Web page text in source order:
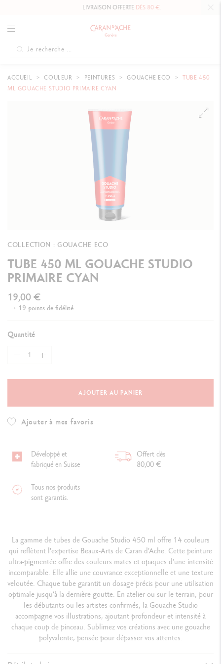
LIVRAISON OFFERTEDÈS 80 €.
ACCUEIL COULEUR PEINTURES GOUACHE ECO
TUBE 450
ML GOUACHE STUDIO PRIMAIRE CYAN
COLLECTION : GOUACHE ECO
TUBE 450 ML GOUACHE STUDIO
PRIMAIRE CYAN
19,00 €
+ 19 points de fidélité
Quantité
AJOUTER AU PANIER
Ajouter à mes favoris
Développé et
fabriqué en Suisse
Offert dès
80,00 €
Tous nos produits
sont garantis.
La gamme de tubes de Gouache Studio 450 ml offre 14 couleurs
qui reflètent l'expertise Beaux-Arts de Caran d'Ache. Cette peinture
ultra-pigmentée offre des couleurs mates et opaques d’une intensité
incomparable. Elle allie une couvrance exceptionnelle et une texture
veloutée. Chaque tube garantit un dosage précis pour une utilisation
optimale jusqu’à la dernière goutte. En atelier ou sur le terrain, pour
les débutants ou les artistes confirmés, la Gouache Studio
accompagne vos illustrations, ajoutant profondeur et intensité à
chaque coup de pinceau. Sublimez vos créations avec une gouache
polyvalente, pensée pour dépasser vos attentes.